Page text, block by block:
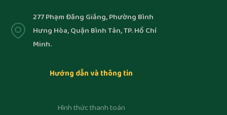
277 Phạm Đăng Giảng, Phường Bình
Hưng Hòa, Quận Bình Tân, TP. Hồ Chí
Minh.
Hướng dẫn và thông tin
Hình thức thanh toán